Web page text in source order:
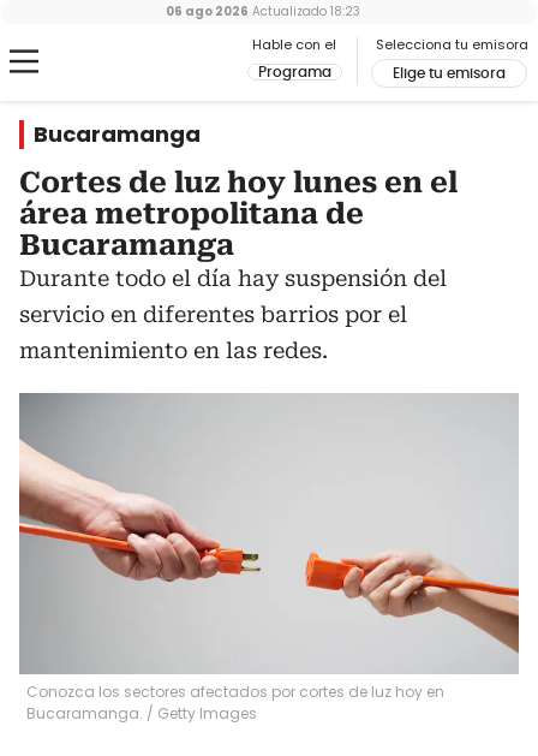
Hable con el
Programa
Selecciona tu emisora
Elige tu emisora
06 ago 2026 Actualizado 18:23
Bucaramanga
Cortes de luz hoy lunes en el
área metropolitana de
Bucaramanga
Durante todo el día hay suspensión del
servicio en diferentes barrios por el
mantenimiento en las redes.
Conozca los sectores afectados por cortes de luz hoy en
Bucaramanga. / Getty Images